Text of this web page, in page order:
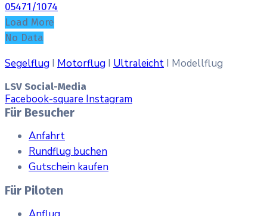
05471/1074
Load More
No Data
Segelflug I Motorflug I Ultraleicht I Modellflug
LSV Social-Media
Facebook-square Instagram
Für Besucher
Anfahrt
Rundflug buchen
Gutschein kaufen
Für Piloten